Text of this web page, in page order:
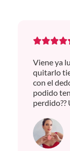
Viene ya
quitarlo
con el
podido
perdido??